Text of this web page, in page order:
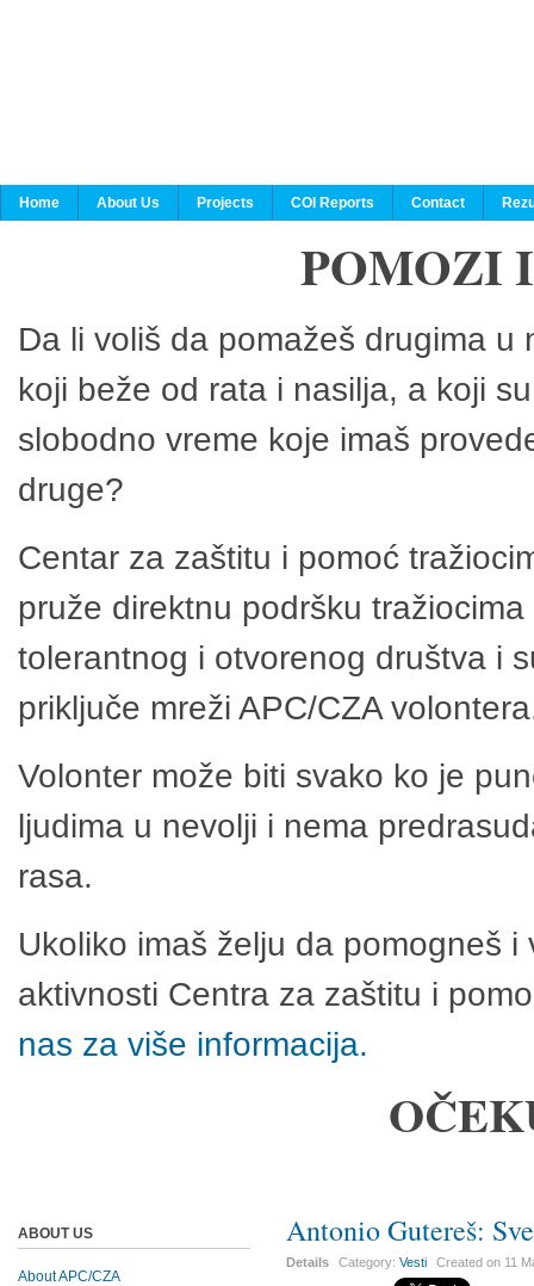
Home About Us Projects COI Reports Contact
POMOZI
Da li voliš da pomažeš drugima
koji beže od rata i nasilja, a koji
slobodno vreme koje imaš
druge?
Centar za zaštitu i pomoć
pruže direktnu podršku
tolerantnog i otvorenog društva i
priključe mreži APC/CZA
Volonter može biti svako ko je
ljudima u nevolji i nema
rasa.
Ukoliko imaš želju da pomogneš
aktivnosti Centra za zaštitu i
nas za više informacija.
Antonio Gutereš:
Details Category:Vesti Created on 11
ABOUT US
About APC/CZA